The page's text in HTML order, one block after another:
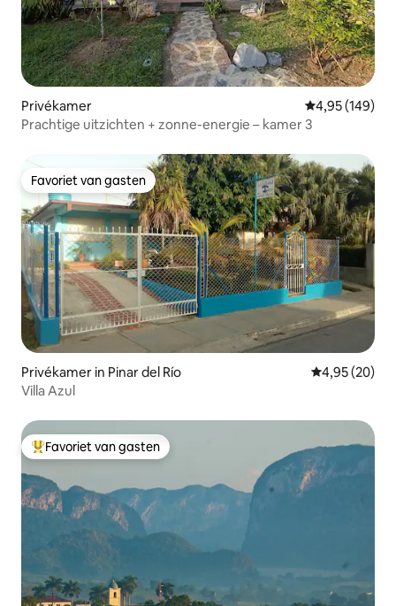
Privékamer Gemiddelde
4,95 (149)
Prachtige uitzichten + zonne-energie – kamer 3
Favoriet van gasten
Favoriet van gasten
Privékamer in Pinar del Río Gemiddelde
4,95 (20)
Villa Azul
Topfavoriet van gasten
Favoriet van gasten